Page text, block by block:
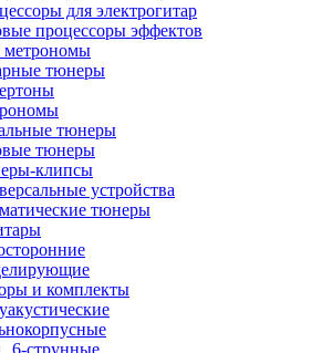
для электрогитар
процессоры эффектов
тюнеры
тюнеры
тюнеры
клипсы
устройства
тюнеры
и комплекты
6-струнные